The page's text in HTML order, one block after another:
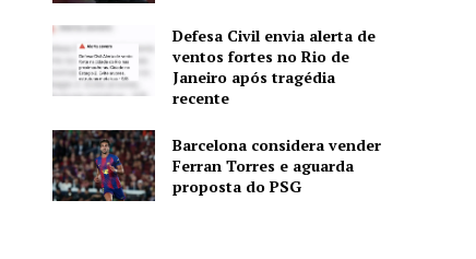
Defesa Civil envia alerta de
ventos fortes no Rio de
Janeiro após tragédia
recente
Barcelona considera vender
Ferran Torres e aguarda
proposta do PSG